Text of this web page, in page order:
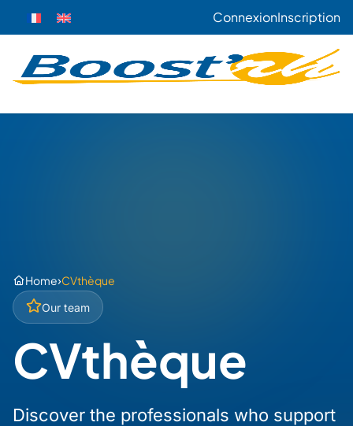
ConnexionInscription
Home›CVthèque
Our team
CVthèque
Discover the professionals who support